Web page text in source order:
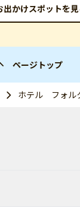
出かけスポットを
ページトップ
ホテル フォル